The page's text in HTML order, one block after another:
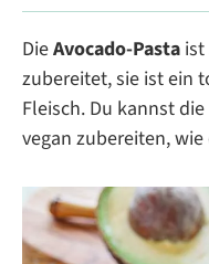
DieAvocado-Pasta
zubereitet, sie ist ein
Fleisch. Du kannst
vegan zubereiten,